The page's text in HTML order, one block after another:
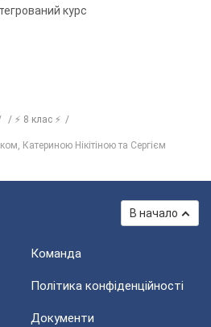
курс
⚡ 8 клас ⚡
Катериною Нікітіною та Сергієм
В начало
Команда
Політика конфіденційності
Документи